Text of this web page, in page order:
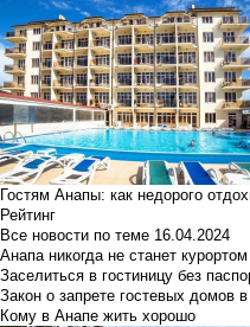
Гостям Анапы: как недорого
Рейтинг
Все новости по теме 16.04.2024
Анапа никогда не станет
Заселиться в гостиницу без
Закон о запрете гостевых домов
Кому в Анапе жить хорошо